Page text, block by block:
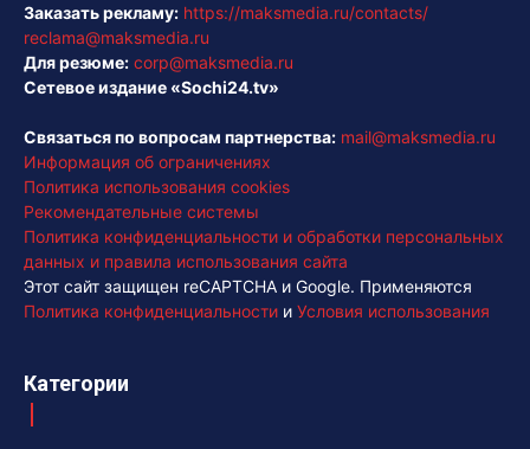
Заказать рекламу: https://maksmedia.ru/contacts/
reclama@maksmedia.ru
Для резюме: corp@maksmedia.ru
Сетевое издание «Sochi24.tv»
Связаться по вопросам партнерства: mail@maksmedia.ru
Информация об ограничениях
Политика использования cookies
Рекомендательные системы
Политика конфиденциальности и обработки персональных
данных и правила использования сайта
Этот сайт защищен reCAPTCHA и Google. Применяются
Политика конфиденциальности и Условия использования
Категории